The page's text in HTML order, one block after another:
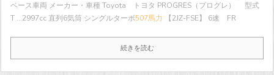
ベース車両 メーカー・車種 Toyota トヨタ PROGRES（プログレ） 型式
T ...2997cc 直列6気筒 シングルターボ507馬力 【2JZ-FSE】 6速 FR
続きを読む